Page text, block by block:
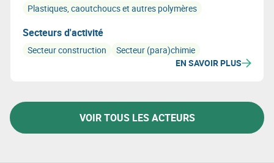
Plastiques, caoutchoucs et autres polymères
Secteurs d'activité
Secteur construction
Secteur (para)chimie
EN SAVOIR PLUS
VOIR TOUS LES ACTEURS